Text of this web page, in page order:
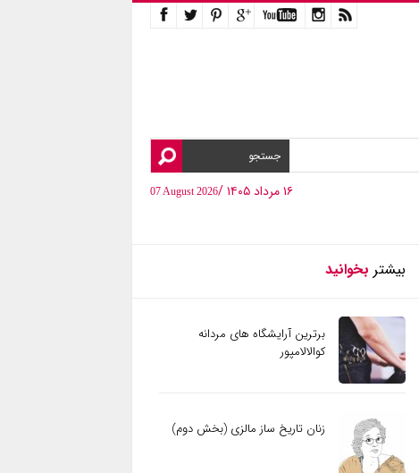
۱۶ مرداد ۱۴۰۵ /
07 August 2026
بیشتر بخوانید
برترین آرایشگاه های مردانه
کوالالامپور
زنان تاریخ ساز مالزی (بخش دوم)